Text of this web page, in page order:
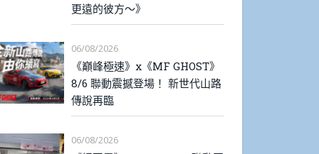
更遠的彼方～》
06/08/2026
《巔峰極速》x《MF GHOST》
8/6 聯動震撼登場！ 新世代山路
傳說再臨
06/08/2026